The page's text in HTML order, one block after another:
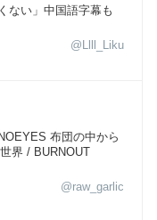
ない」中国語字幕も
@Llll_Liku
布団の中から
界 / BURNOUT
@raw_garlic